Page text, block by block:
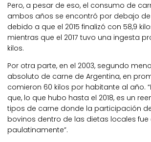
Pero, a pesar de eso, el consumo de
ambos años se encontró por debajo
debido a que el 2015 finalizó con 58,9
mientras que el 2017 tuvo una ingesta
kilos.
Por otra parte, en el 2003, segundo
absoluto de carne de Argentina, en
comieron 60 kilos por habitante al año.
que, lo que hubo hasta el 2018, es un
tipos de carne donde la participación
bovinos dentro de las dietas locales
paulatinamente”.